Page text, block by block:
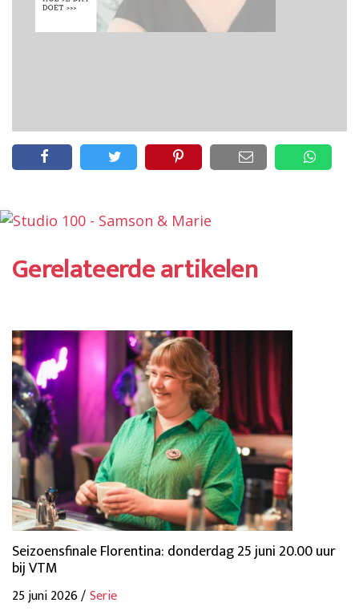
Gerelateerde artikelen
Seizoensfinale Florentina: donderdag 25 juni 20.00 uur
bij VTM
25 juni 2026 /Serie